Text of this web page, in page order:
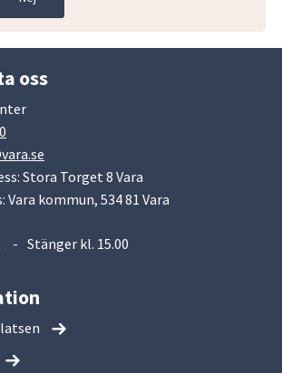
oss
Stora Torget 8 Vara
Vara kommun, 534 81 Vara
Stänger kl. 15.00